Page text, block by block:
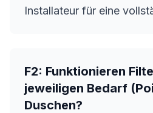
Installateur für eine
F2: Funktionieren
jeweiligen Bedarf
Duschen?